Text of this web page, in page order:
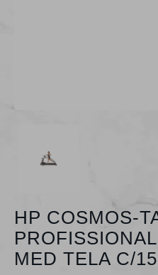
HP COSMOS-
MED TELA C/